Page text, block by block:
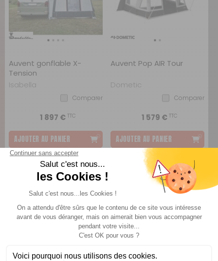
Auvent gonflable X-
Tension
Isabella
Comparer
1 897 €TTC
AJOUTER AU PANIER
Auvent Pop AIR Tour
Dometic
Comparer
1 579 €TTC
AJOUTER AU PANIER
DESTOCKAGE